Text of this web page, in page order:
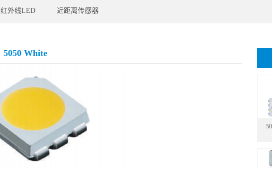
红外线LED 近距离传感器
5050 White